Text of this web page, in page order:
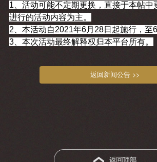
1、活动可能不定期更换，直接于本帖中
进行的活动内容为主。
2、本活动自2021年6月28日起施行，至
3、本次活动最终解释权归本平台所有。
返回新闻公告 >>